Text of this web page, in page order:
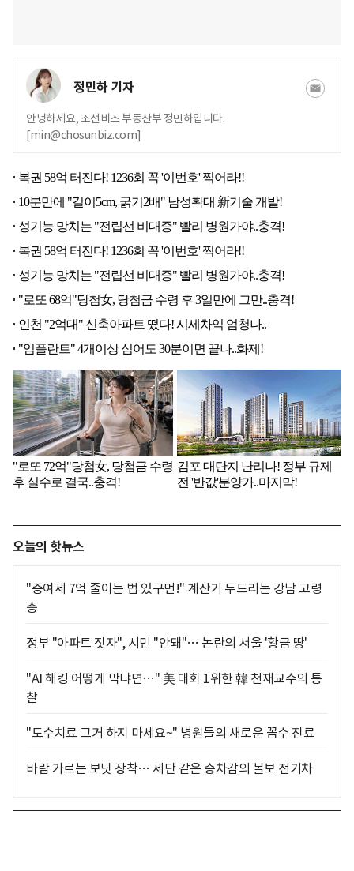
정민하 기자
안녕하세요, 조선비즈 부동산부 정민하입니다.
[min@chosunbiz.com]
오늘의 핫뉴스
"증여세 7억 줄이는 법 있구먼!" 계산기 두드리는 강남 고령
층
정부 "아파트 짓자", 시민 "안돼"… 논란의 서울 '황금 땅'
"AI 해킹 어떻게 막냐면…" 美 대회 1위한 韓 천재교수의 통
찰
"도수치료 그거 하지 마세요~" 병원들의 새로운 꼼수 진료
바람 가르는 보닛 장착… 세단 같은 승차감의 볼보 전기차